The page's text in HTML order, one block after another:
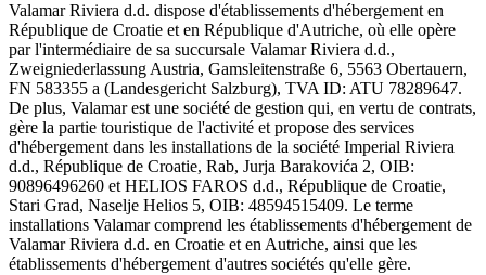
Valamar Riviera d.d. dispose d'établissements d'hébergement en
République de Croatie et en République d'Autriche, où elle opère
par l'intermédiaire de sa succursale Valamar Riviera d.d.,
Zweigniederlassung Austria, Gamsleitenstraße 6, 5563 Obertauern,
FN 583355 a (Landesgericht Salzburg), TVA ID: ATU 78289647.
De plus, Valamar est une société de gestion qui, en vertu de contrats,
gère la partie touristique de l'activité et propose des services
d'hébergement dans les installations de la société Imperial Riviera
d.d., République de Croatie, Rab, Jurja Barakovića 2, OIB:
90896496260 et HELIOS FAROS d.d., République de Croatie,
Stari Grad, Naselje Helios 5, OIB: 48594515409. Le terme
installations Valamar comprend les établissements d'hébergement de
Valamar Riviera d.d. en Croatie et en Autriche, ainsi que les
établissements d'hébergement d'autres sociétés qu'elle gère.